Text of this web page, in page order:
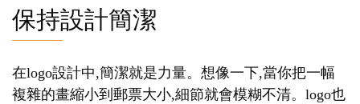
保持設計簡潔
在logo設計中,簡潔就是力量。想像一下,當你把一幅
複雜的畫縮小到郵票大小,細節就會模糊不清。logo也